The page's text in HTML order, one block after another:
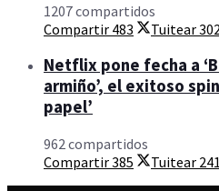
1207 compartidos
Compartir 483 Tuitear
Netflix pone fecha a
armiño’, el exitoso
papel’
962 compartidos
Compartir385 Tuitear 241